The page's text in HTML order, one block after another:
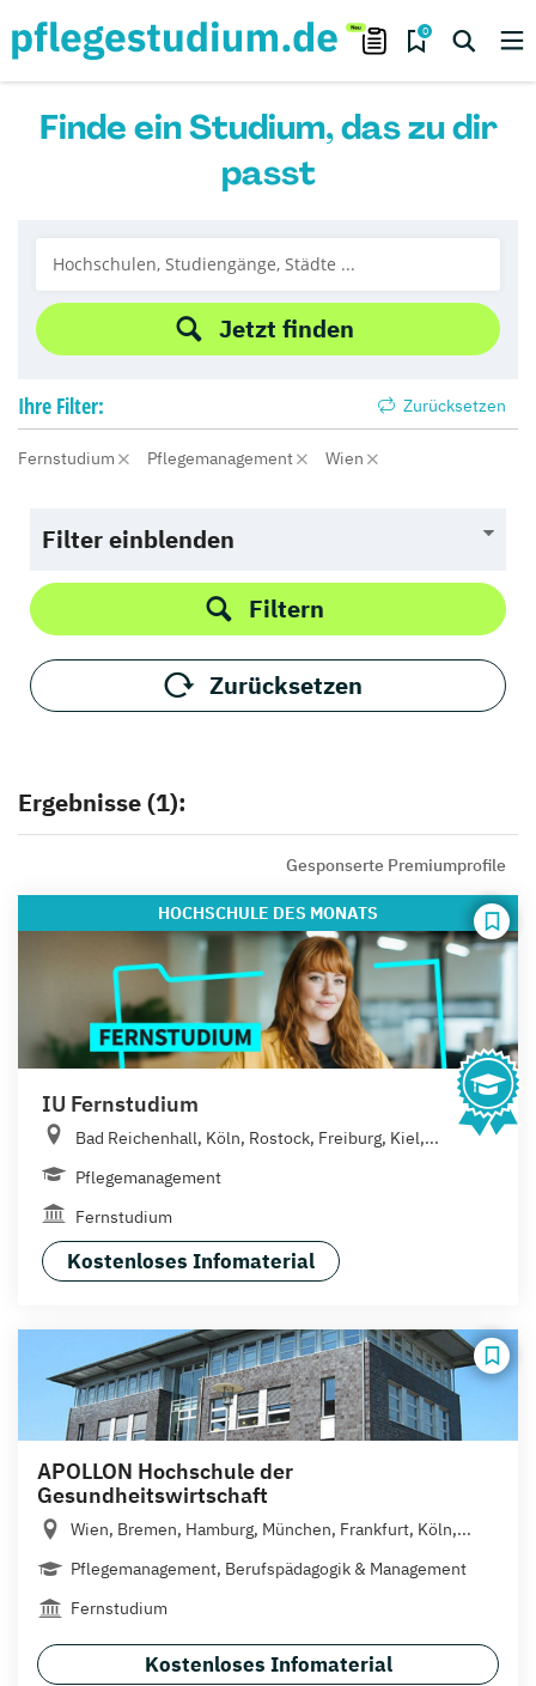
0
Finde ein Studium, das zu dir
passt
Jetzt finden
Ihre Filter: Zurücksetzen
Fernstudium Pflegemanagement Wien
Filter einblenden
Filtern
Zurücksetzen
Ergebnisse (1):
Gesponserte Premiumprofile
HOCHSCHULE DES MONATS
IU Fernstudium
Bad Reichenhall, Köln, Rostock, Freiburg, Kiel,...
Pflegemanagement
Fernstudium
Kostenloses Infomaterial
APOLLON Hochschule der
Gesundheitswirtschaft
Wien, Bremen, Hamburg, München, Frankfurt, Köln,...
Pflegemanagement, Berufspädagogik & Management
Fernstudium
Kostenloses Infomaterial